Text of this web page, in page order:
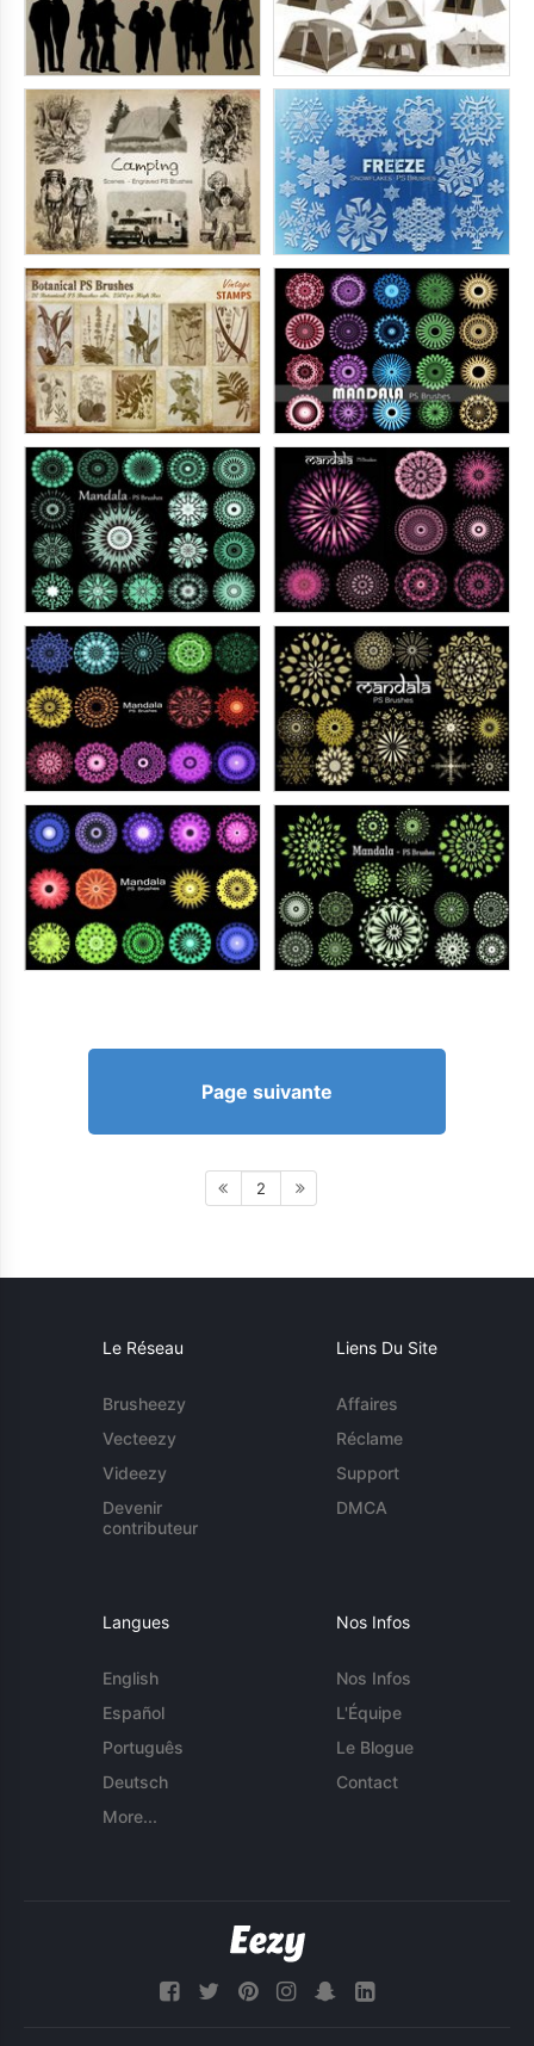
Page suivante
2
Le Réseau
Brusheezy
Vecteezy
Videezy
Devenir
contributeur
Liens Du Site
Affaires
Réclame
Support
DMCA
Langues
English
Español
Português
Deutsch
More...
Nos Infos
Nos Infos
L'Équipe
Le Blogue
Contact